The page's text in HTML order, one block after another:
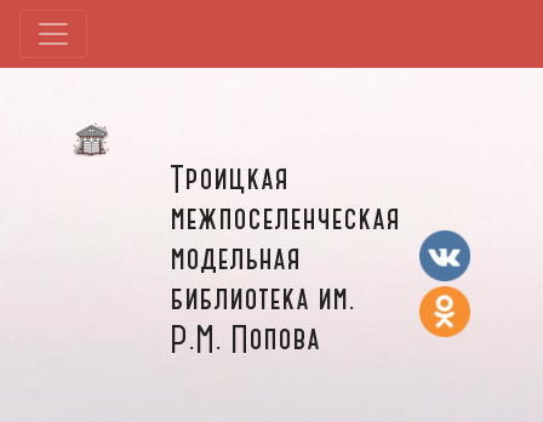
Троицкая
межпоселенческая
модельная
библиотека им.
Р.М. Попова